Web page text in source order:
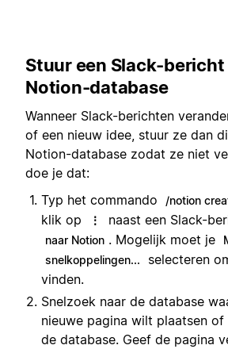
Stuur een Slack-bericht
Notion-database
Wanneer Slack-berichten
of een nieuw idee, stuur ze dan
Notion-database zodat ze niet
doe je dat:
Typ het commando
/notion
klik op
⋮ naast een Slack-
naar Notion . Mogelijk moet je
snelkoppelingen...
selecteren
vinden.
Snelzoek naar de database
nieuwe pagina wilt plaatsen
de database. Geef de pagina